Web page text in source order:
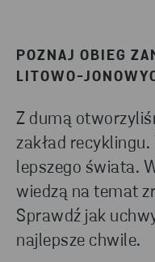
POZNAJ OBIEG
LITOWO-
Z dumą
zakład
lepszego świata.
wiedzą na temat
Sprawdź jak
najlepsze chwile.
zużytych
odpadów
RECYKLING
JONOWYCH